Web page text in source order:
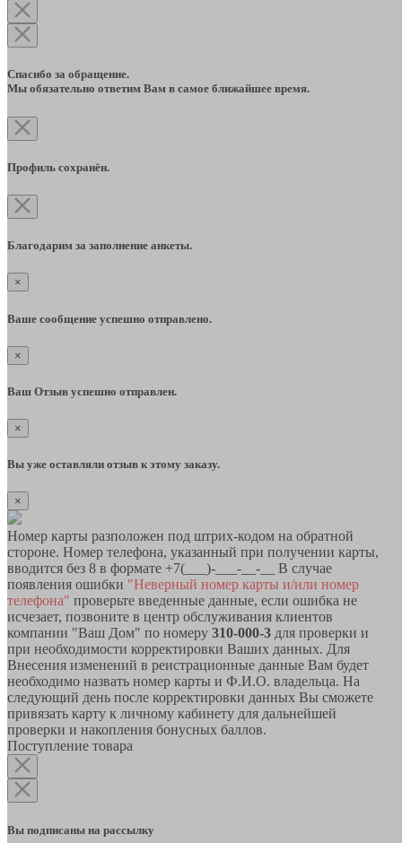
Спасибо за обращение.
Мы обязательно ответим Вам в самое ближайшее время.
Профиль сохранён.
Благодарим за заполнение анкеты.
×
Ваше сообщение успешно отправлено.
×
Ваш Отзыв успешно отправлен.
×
Вы уже оставляли отзыв к этому заказу.
×
Номер карты разположен под штрих-кодом на обратной
стороне. Номер телефона, указанный при получении карты,
вводится без 8 в формате +7(___)-___-__-__ В случае
появления ошибки "Неверный номер карты и/или номер
телефона" проверьте введенные данные, если ошибка не
исчезает, позвоните в центр обслуживания клиентов
компании "Ваш Дом" по номеру 310-000-3 для проверки и
при необходимости корректировки Ваших данных. Для
Внесения изменений в реистрационные данные Вам будет
необходимо назвать номер карты и Ф.И.О. владельца. На
следующий день после корректировки данных Вы сможете
привязать карту к личному кабинету для дальнейшей
проверки и накопления бонусных баллов.
Поступление товара
Вы подписаны на рассылку